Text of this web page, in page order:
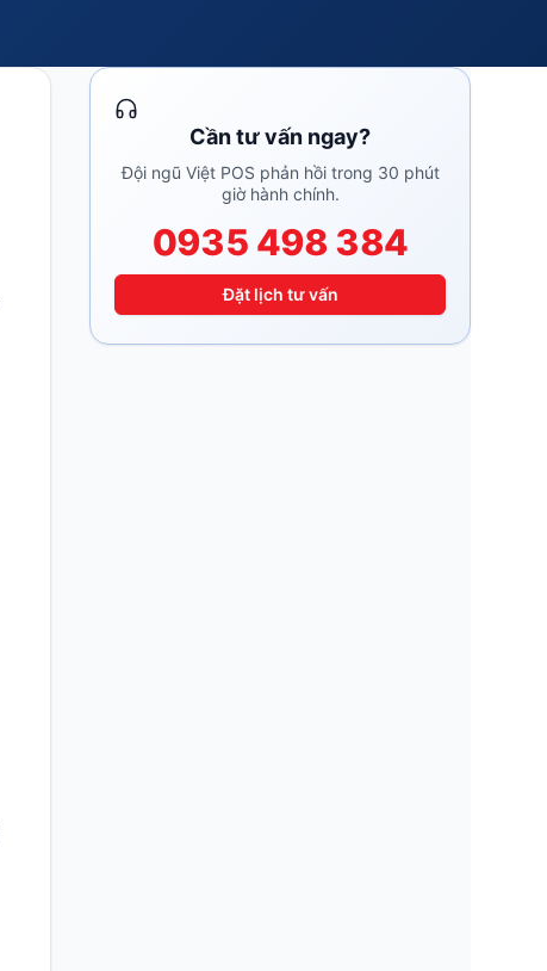
Cần tư vấn ngay?
Đội ngũ Việt POS phản hồi trong 30 phút
giờ hành chính.
0935 498 384
Đặt lịch tư vấn